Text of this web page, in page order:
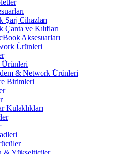
Şarj Cihazları
Çanta ve Kılıfları
Aksesuarları
Ürünleri
& Network Ürünleri
Birimleri
Kulaklıkları
& Yükselticiler